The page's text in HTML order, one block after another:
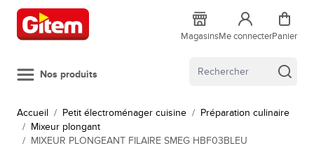
Allez au contenu
MagasinsMe connecterPanier
Nos produits
Accueil / Petit électroménager cuisine / Préparation culinaire
/ Mixeur plongant
/ MIXEUR PLONGEANT FILAIRE SMEG HBF03BLEU